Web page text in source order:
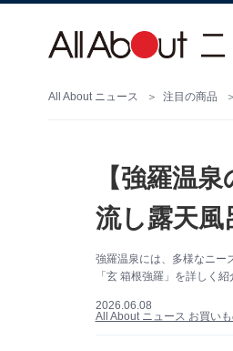
All About ニュース 注目の商品
【強羅温
流し露天風
強羅温泉には、多様なニー
「玄 箱根強羅」を詳しく
2026.06.08
All About ニュース お買い